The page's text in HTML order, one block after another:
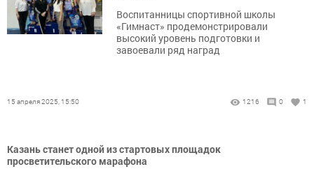
Воспитанницы спортивной школы
«Гимнаст» продемонстрировали
высокий уровень подготовки и
завоевали ряд наград
15 апреля 2025, 15:50 1216 0 1
Казань станет одной из стартовых площадок
просветительского марафона